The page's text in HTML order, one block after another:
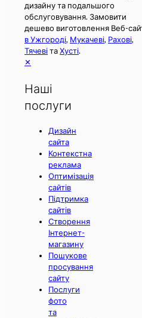
дизайну та подальшого
обслуговування. Замовити
дешево виготовлення Веб-
в Ужгороді, Мукачеві, Рахові,
ТячевітаХусті.
✕
Наші
послуги
Дизайн
сайта
Контекстна
реклама
Оптимізація
сайтів
Підтримка
сайтів
Створення
Інтернет-
магазину
Пошукове
просування
сайту
Послуги
фото
та